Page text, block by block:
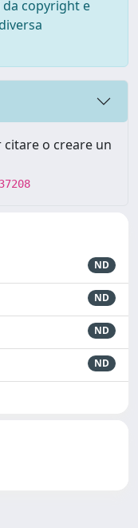
copyright e
o creare un
ND
ND
ND
ND